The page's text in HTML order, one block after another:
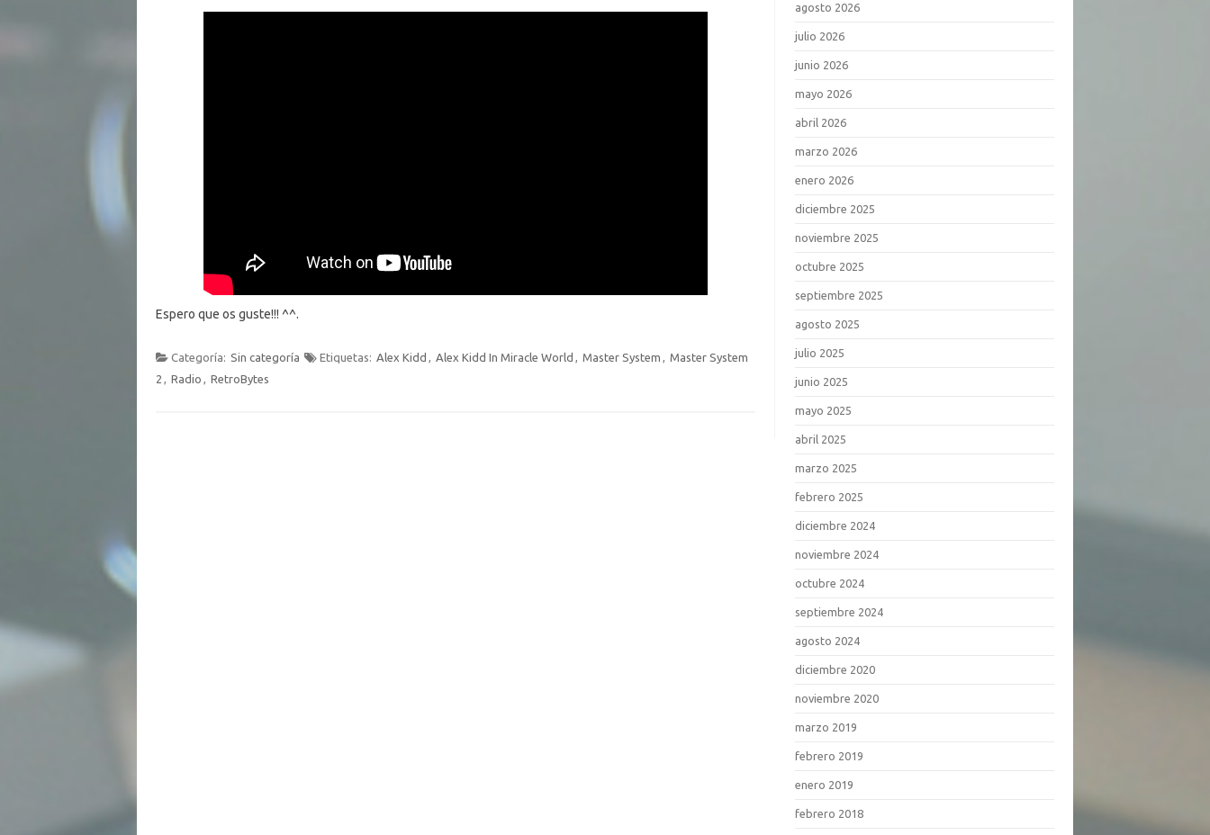
Espero que os guste!!! ^^.
Categoría: Sin categoría Etiquetas: Alex Kidd , Alex Kidd In Miracle World , Master System , Master System
2 , Radio , RetroBytes
agosto 2026
julio 2026
junio 2026
mayo 2026
abril 2026
marzo 2026
enero 2026
diciembre 2025
noviembre 2025
octubre 2025
septiembre 2025
agosto 2025
julio 2025
junio 2025
mayo 2025
abril 2025
marzo 2025
febrero 2025
diciembre 2024
noviembre 2024
octubre 2024
septiembre 2024
agosto 2024
diciembre 2020
noviembre 2020
marzo 2019
febrero 2019
enero 2019
febrero 2018